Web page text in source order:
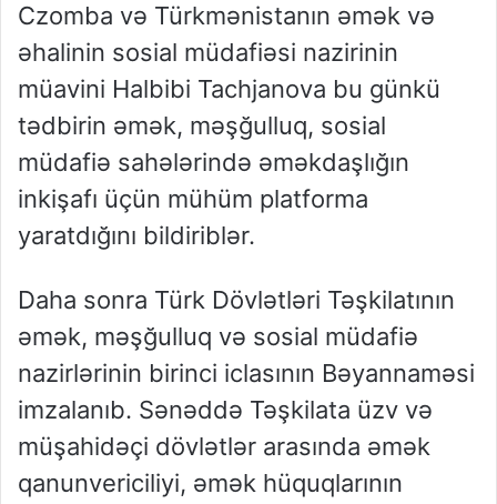
Czomba və Türkmənistanın əmək və
əhalinin sosial müdafiəsi nazirinin
müavini Halbibi Tachjanova bu günkü
tədbirin əmək, məşğulluq, sosial
müdafiə sahələrində əməkdaşlığın
inkişafı üçün mühüm platforma
yaratdığını bildiriblər.
Daha sonra Türk Dövlətləri Təşkilatının
əmək, məşğulluq və sosial müdafiə
nazirlərinin birinci iclasının Bəyannaməsi
imzalanıb. Sənəddə Təşkilata üzv və
müşahidəçi dövlətlər arasında əmək
qanunvericiliyi, əmək hüquqlarının